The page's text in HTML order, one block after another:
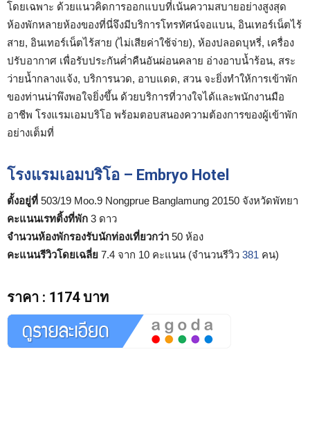
โดยเฉพาะ ด้วยแนวคิดการออกแบบที่เน้นความสบายอย่างสูงสุด
ห้องพักหลายห้องของที่นี่จึงมีบริการโทรทัศน์จอแบน, อินเทอร์เน็ตไร้
สาย, อินเทอร์เน็ตไร้สาย (ไม่เสียค่าใช้จ่าย), ห้องปลอดบุหรี่, เครื่อง
ปรับอากาศ เพื่อรับประกันค่ำคืนอันผ่อนคลาย อ่างอาบน้ำร้อน, สระ
ว่ายน้ำกลางแจ้ง, บริการนวด, อาบแดด, สวน จะยิ่งทำให้การเข้าพัก
ของท่านน่าพึงพอใจยิ่งขึ้น ด้วยบริการที่วางใจได้และพนักงานมือ
อาชีพ โรงแรมเอมบริโอ พร้อมตอบสนองความต้องการของผู้เข้าพัก
อย่างเต็มที่
โรงแรมเอมบริโอ – Embryo Hotel
ตั้งอยู่ที่ 503/19 Moo.9 Nongprue Banglamung 20150 จังหวัดพัทยา
คะแนนเรทติ้งที่พัก 3 ดาว
จำนวนห้องพักรองรับนักท่องเที่ยวกว่า 50 ห้อง
คะแนนรีวิวโดยเฉลี่ย 7.4 จาก 10 คะแนน (จำนวนรีวิว 381 คน)
ราคา : 1174 บาท